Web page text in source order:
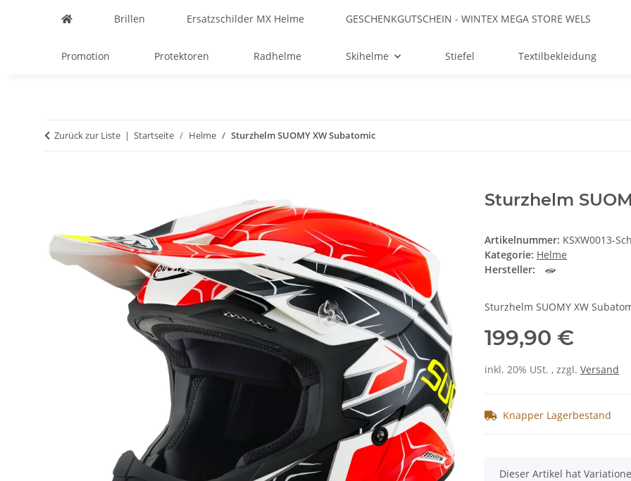
Brillen Ersatzschilder MX Helme GESCHENKGUTSCHEIN - WINTEX MEGA STORE WELS
Promotion Protektoren Radhelme Skihelme Stiefel Textilbekleidung
Zurück zur Liste Startseite Helme Sturzhelm SUOMY XW Subatomic
Sturzhelm
Artikelnummer: KSXW0013-
Kategorie: Helme
Hersteller:
Sturzhelm SUOMY XW
199,90 €
inkl. 20% USt. , zzgl. Versand
Knapper Lagerbestand
x
Dieser Artikel hat